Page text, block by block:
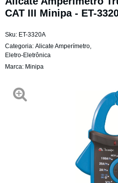
CAT III Minipa - ET-
Sku: ET-3320A
Categoria: Alicate Amperímetro,
Eletro-Eletrônica
Marca: Minipa